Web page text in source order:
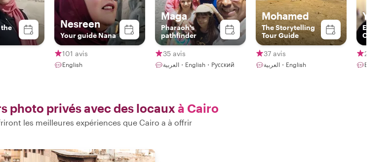
Nesreen
Your guide Nana
101 avis
English
Maga
Pharaoh's
pathfinder
35 avis
العربية・English・Русский
Mohamed
The Storytelling
Tour Guide
37 avis
العربية・English
Cairo
25 avis
English
photo privés avec des locaux à Cairo
les meilleures expériences que Cairo a à offrir